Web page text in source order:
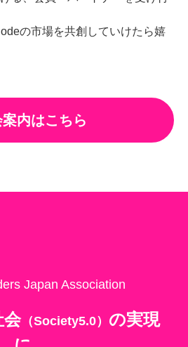
の市場を共創していけたら嬉
案内はこちら
Japan Association
会（Society5.0） の実現